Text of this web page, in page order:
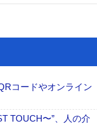
コードやオンライン
TOUCH〜”、人の介